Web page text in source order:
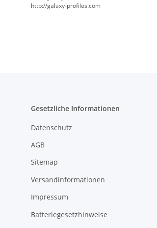
http://galaxy-profiles.com
Gesetzliche Informationen
Datenschutz
AGB
Sitemap
Versandinformationen
Impressum
Batteriegesetzhinweise